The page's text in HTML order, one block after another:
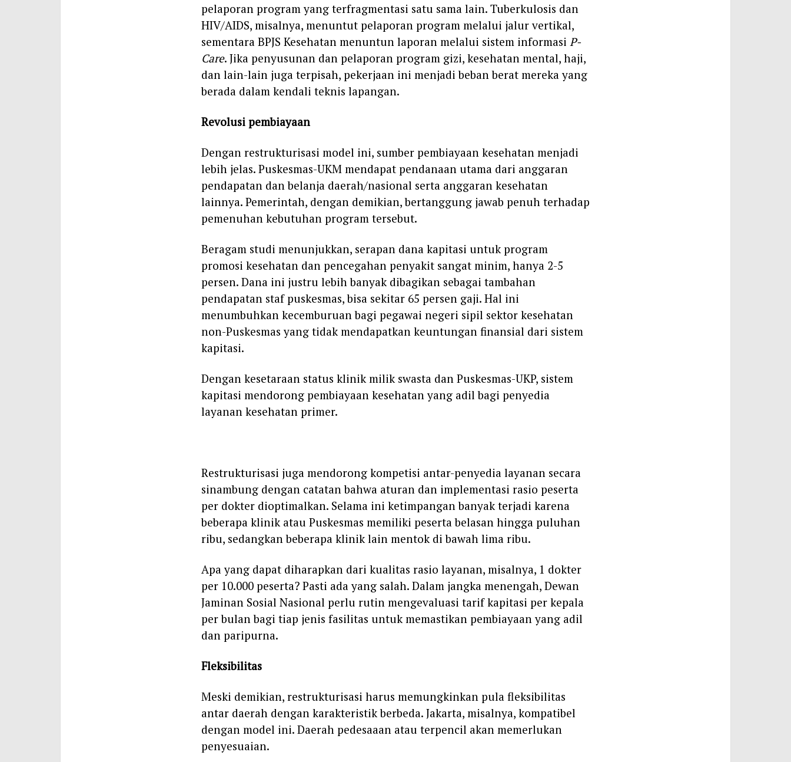
pelaporan program yang terfragmentasi satu sama lain. Tuberkulosis dan
HIV/AIDS, misalnya, menuntut pelaporan program melalui jalur vertikal,
sementara BPJS Kesehatan menuntun laporan melalui sistem informasi P-
Care. Jika penyusunan dan pelaporan program gizi, kesehatan mental, haji,
dan lain-lain juga terpisah, pekerjaan ini menjadi beban berat mereka yang
berada dalam kendali teknis lapangan.
Revolusi pembiayaan
Dengan restrukturisasi model ini, sumber pembiayaan kesehatan menjadi
lebih jelas. Puskesmas-UKM mendapat pendanaan utama dari anggaran
pendapatan dan belanja daerah/nasional serta anggaran kesehatan
lainnya. Pemerintah, dengan demikian, bertanggung jawab penuh terhadap
pemenuhan kebutuhan program tersebut.
Beragam studi menunjukkan, serapan dana kapitasi untuk program
promosi kesehatan dan pencegahan penyakit sangat minim, hanya 2-5
persen. Dana ini justru lebih banyak dibagikan sebagai tambahan
pendapatan staf puskesmas, bisa sekitar 65 persen gaji. Hal ini
menumbuhkan kecemburuan bagi pegawai negeri sipil sektor kesehatan
non-Puskesmas yang tidak mendapatkan keuntungan finansial dari sistem
kapitasi.
Dengan kesetaraan status klinik milik swasta dan Puskesmas-UKP, sistem
kapitasi mendorong pembiayaan kesehatan yang adil bagi penyedia
layanan kesehatan primer.
Restrukturisasi juga mendorong kompetisi antar-penyedia layanan secara
sinambung dengan catatan bahwa aturan dan implementasi rasio peserta
per dokter dioptimalkan. Selama ini ketimpangan banyak terjadi karena
beberapa klinik atau Puskesmas memiliki peserta belasan hingga puluhan
ribu, sedangkan beberapa klinik lain mentok di bawah lima ribu.
Apa yang dapat diharapkan dari kualitas rasio layanan, misalnya, 1 dokter
per 10.000 peserta? Pasti ada yang salah. Dalam jangka menengah, Dewan
Jaminan Sosial Nasional perlu rutin mengevaluasi tarif kapitasi per kepala
per bulan bagi tiap jenis fasilitas untuk memastikan pembiayaan yang adil
dan paripurna.
Fleksibilitas
Meski demikian, restrukturisasi harus memungkinkan pula fleksibilitas
antar daerah dengan karakteristik berbeda. Jakarta, misalnya, kompatibel
dengan model ini. Daerah pedesaaan atau terpencil akan memerlukan
penyesuaian.